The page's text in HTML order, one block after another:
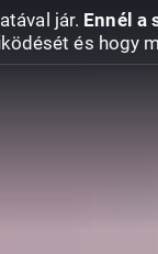
jár. Ennél a
és hogy